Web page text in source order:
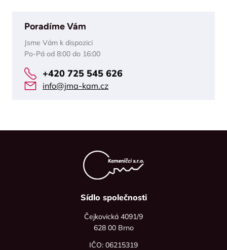
Poradíme Vám
Jsme Vám k dispozici
Po-Pá od 8:00 do 16:00
+420 725 545 626
info@jma-kam.cz
Sídlo společnosti
Čejkovická 4091/9
628 00 Brno
IČO: 06215319